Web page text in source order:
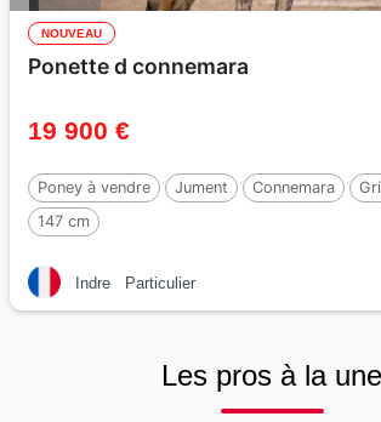
NOUVEAU
Ponette d connemara
19 900 €
Poney à vendre Jument Connemara
147 cm
Indre Particulier
Les pros à la une